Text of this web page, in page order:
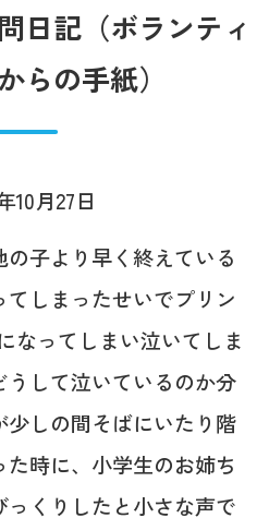
日記（ボランティ
らの手紙）
10月27日
子より早く終えている
しまったせいでプリン
なってしまい泣いてしま
して泣いているのか分
しの間そばにいたり階
時に、小学生のお姉ち
くりしたと小さな声で